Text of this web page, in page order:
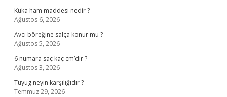
Kuka ham maddesi nedir ?
Ağustos 6, 2026
Avcı böreğine salça konur mu ?
Ağustos 5, 2026
6 numara saç kaç cm’dir ?
Ağustos 3, 2026
Tuyug neyin karşılığıdır ?
Temmuz 29, 2026